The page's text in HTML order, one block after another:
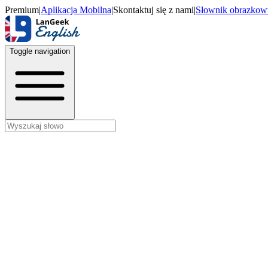
Premium|Aplikacja Mobilna|Skontaktuj się z nami|Słownik
Toggle navigation